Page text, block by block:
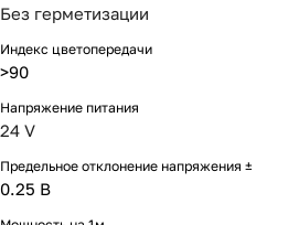
Без герметизации
Индекс цветопередачи
>90
Напряжение питания
24 V
Предельное отклонение напряжения ±
0.25 В